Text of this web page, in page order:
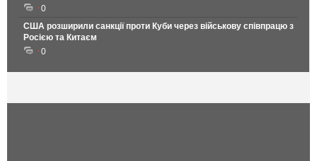
0
США розширили санкції проти Куби через військову співпрацю з
Росією та Китаєм
0